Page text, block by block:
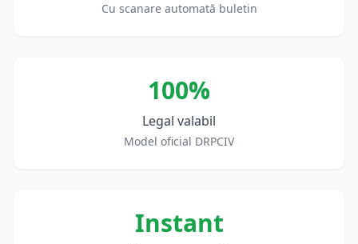
Cu scanare automată buletin
100%
Legal valabil
Model oficial DRPCIV
Instant